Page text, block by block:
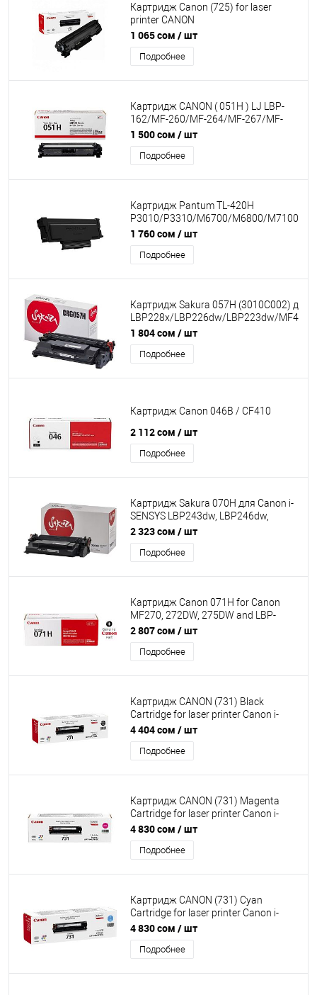
Картридж Canon (725) for laser
printer CANON
LBP6018/6000/6020/MF--3010
Оригинал
1 065 сом / шт
Подробнее
Картридж CANON ( 051H ) LJ LBP-
162/MF-260/MF-264/MF-267/MF-
269 (ОЕМ)
1 500 сом / шт
Подробнее
Картридж Pantum TL-420H
P3010/P3310/M6700/M6800/M7100/
(Ресурс 3000 стр.)
1 760 сом / шт
Подробнее
Картридж Sakura 057H (3010C002) для
LBP228x/LBP226dw/LBP223dw/
черный, 10000 к. [SACRG057H]
1 804 сом / шт
Подробнее
Картридж Canon 046B / CF410
2 112 сом / шт
Подробнее
Картридж Sakura 070H для Canon i-
SENSYS LBP243dw, LBP246dw,
MF461dw, MF463dw, MF465dw,
черный, 10200 к. [SACRG070H]
2 323 сом / шт
Подробнее
Картридж Canon 071H for Canon
MF270, 272DW, 275DW and LBP-
122DW OEM
2 807 сом / шт
Подробнее
Картридж CANON (731) Black
Cartridge for laser printer Canon i-
SENSYS LBP7110Cw без упаковки
4 404 сом / шт
Подробнее
Картридж CANON (731) Magenta
Cartridge for laser printer Canon i-
SENSYS LBP7110Cw без упаковки
4 830 сом / шт
Подробнее
Картридж CANON (731) Cyan
Cartridge for laser printer Canon i-
SENSYS LBP7110Cw без упаковки
4 830 сом / шт
Подробнее